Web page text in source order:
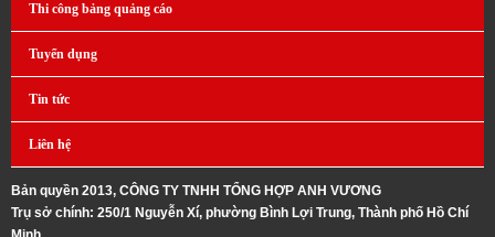
Thi công bảng quảng cáo
Tuyển dụng
Tin tức
Liên hệ
Bản quyền 2013, CÔNG TY TNHH TỔNG HỢP ANH VƯƠNG
Trụ sở chính: 250/1 Nguyễn Xí, phường Bình Lợi Trung, Thành phố Hồ Chí